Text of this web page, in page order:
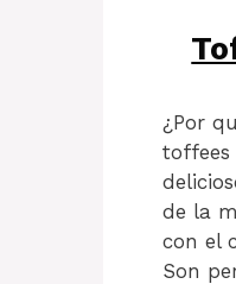
¿Por
toffees
de la
con el
Son